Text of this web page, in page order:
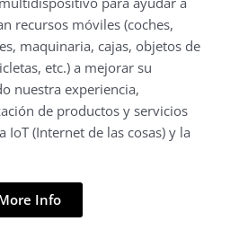
recursos móviles (coches,
maquinaria, cajas, objetos de
etc.) a mejorar su
nuestra experiencia,
de productos y servicios
IoT (Internet de las cosas) y la
Info